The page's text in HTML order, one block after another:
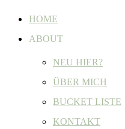
HOME
ABOUT
NEU HIER?
ÜBER MICH
BUCKET LISTE
KONTAKT